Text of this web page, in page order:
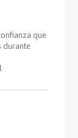
que
durante